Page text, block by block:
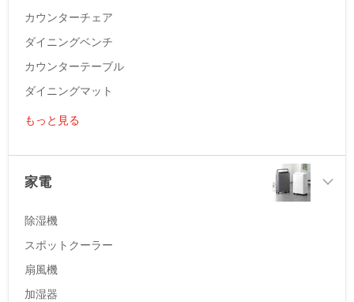
カウンターチェア
ダイニングベンチ
カウンターテーブル
ダイニングマット
もっと見る
家電
除湿機
スポットクーラー
扇風機
加湿器